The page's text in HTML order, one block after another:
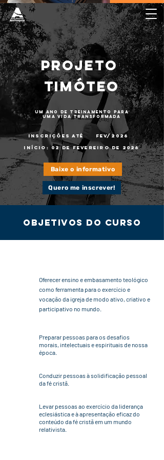
Projeto
Timóteo
UM ANO DE TREINAMENTO PARA
UMA VIDA TRANSFORMADA
FEV/2026
Inscrições até​
Início: 02 de Fevereiro de 2026
Baixe o informativo
Quero me inscrever!
objetivos do curso
Oferecer ensino e embasamento teológico
como ferramenta para o exercício e
vocação da igreja de modo ativo, criativo e
participativo no mundo​.
Preparar pessoas para os desafios
morais, intelectuais e espirituais de nossa
época.​
Conduzir pessoas à solidificação pessoal
da fé cristã.​
Levar pessoas ao exercício da liderança
eclesiástica e à apresentação eficaz do
conteúdo da fé cristã em um mundo
relativista.